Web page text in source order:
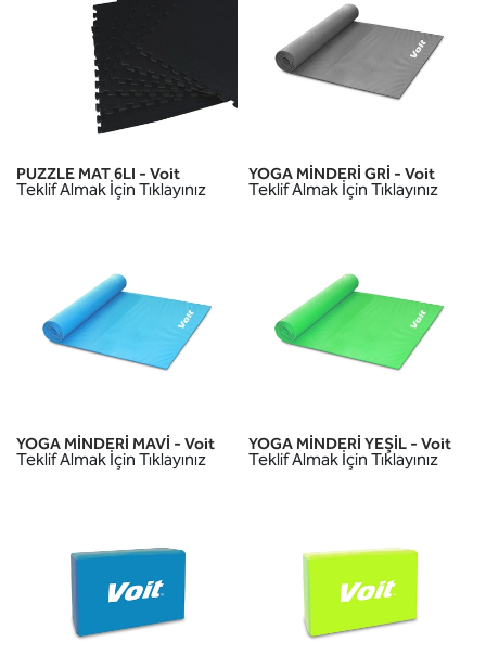
PUZZLE MAT 6LI - Voit
Teklif Almak İçin Tıklayınız
YOGA MİNDERİ GRİ - Voit
Teklif Almak İçin Tıklayınız
YOGA MİNDERİ MAVİ - Voit
Teklif Almak İçin Tıklayınız
YOGA MİNDERİ YEŞİL - Voit
Teklif Almak İçin Tıklayınız